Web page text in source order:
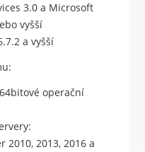
3.0 a Microsoft
vyšší
a vyšší
operační
2010, 2013, 2016 a